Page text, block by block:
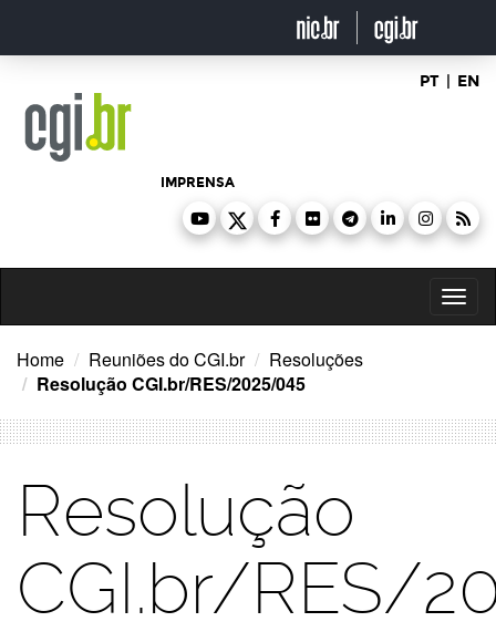
o
PT | EN
IMPRENSA
Home Reuniões do CGI.br
Resoluções
Resolução CGI.br/RES/2025/045
Resolução
CGI.br/RES/